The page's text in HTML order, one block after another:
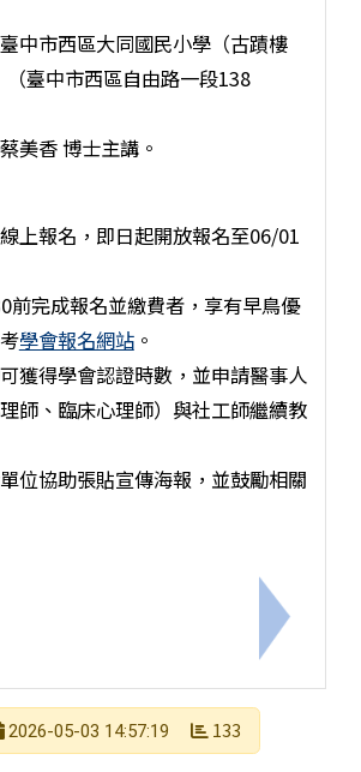
學年度教師專業發展實踐方案三類人才
中市西區大同國民小學（古蹟樓
（臺中市西區自由路一段138
美香 博士主講。
上報名，即日起開放報名至06/01
前完成報名並繳費者，享有早鳥優
學會報名網站。
獲得學會認證時數，並申請醫事人
師、臨床心理師）與社工師繼續教
位協助張貼宣傳海報，並鼓勵相關
下一筆：
2026-05-03 14:57:19 133